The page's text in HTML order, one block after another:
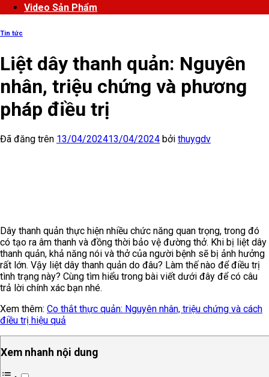
Video Sản Phẩm
Tin tức
Liệt dây thanh quản: Nguyên
nhân, triệu chứng và phương
pháp điều trị
Đã đăng trên 13/04/202413/04/2024 bởi thuygdv
Dây thanh quản thực hiện nhiều chức năng quan trọng, trong đó
có tạo ra âm thanh và đồng thời bảo vệ đường thở. Khi bị liệt dây
thanh quản, khả năng nói và thở của người bệnh sẽ bị ảnh hưởng
rất lớn. Vậy liệt dây thanh quản do đâu? Làm thế nào để điều trị
tình trạng này? Cùng tìm hiểu trong bài viết dưới đây để có câu
trả lời chính xác bạn nhé.
Xem thêm: Co thắt thực quản: Nguyên nhân, triệu chứng và cách
điều trị hiệu quả
Xem nhanh nội dung